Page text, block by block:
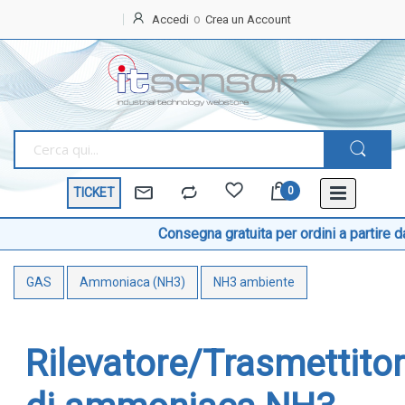
Accedi Crea un Account
TICKET
Consegna gratuita per ordini a partire da €
GAS Ammoniaca (NH3) NH3 ambiente
Rilevatore/
OFFERTE
SPECIALI
BEST
SELLER
TEMPERATURA
Sonde temperatura ambiente
Sonde temperatura a cavo
Sonde temperatura a contatto di superficie
Sonde temperatura con connettore